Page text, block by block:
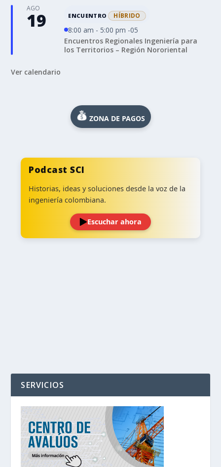
AGO
19 ENCUENTRO HÍBRIDO
8:00 am - 5:00 pm -05
Encuentros Regionales Ingeniería para
los Territorios – Región Nororiental
Ver calendario
ZONA DE PAGOS
Podcast SCI
Historias, ideas y soluciones desde la voz de la
ingeniería colombiana.
Escuchar ahora
SERVICIOS